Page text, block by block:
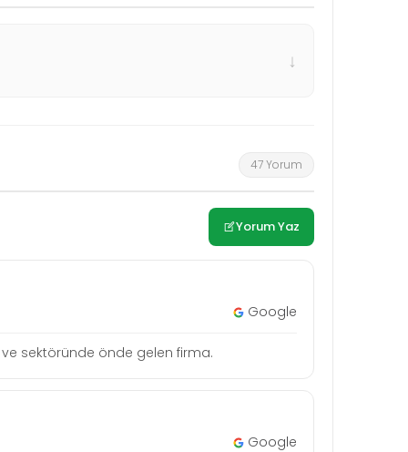
↓
47 Yorum
Yorum Yaz
Google
ve sektöründe önde gelen firma.
Google